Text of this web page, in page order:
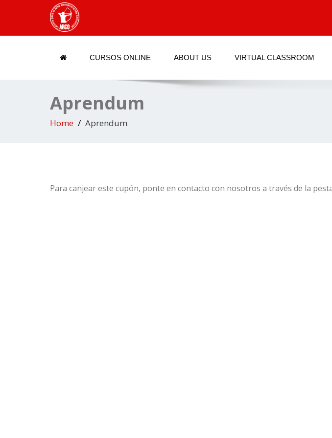
CURSOS ONLINE ABOUT US VIRTUAL CLASSROOM
Aprendum
Home Aprendum
Para canjear este cupón, ponte en contacto con nosotros a través de la